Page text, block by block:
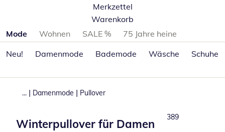
Merkzettel
Warenkorb
Produktkategorien überspringen
Mode Wohnen SALE %
75 Jahre heine
Neu!
Damenmode Bademode Wäsche Schuhe
... | Damenmode | Pullover
Winterpullover für Damen
Produkte
389